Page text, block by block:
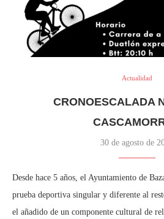
Actualidad
CRONOESCALADA
30 de agosto de
Desde hace 5 años, el Ayuntamiento de
prueba deportiva singular y diferente al
el añadido de un componente cultural de